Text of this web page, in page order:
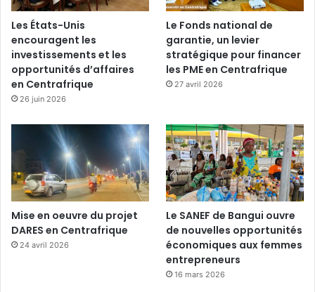
Les États-Unis
encouragent les
investissements et les
opportunités d’affaires
en Centrafrique
26 juin 2026
Le Fonds national de
garantie, un levier
stratégique pour financer
les PME en Centrafrique
27 avril 2026
Mise en oeuvre du projet
DARES en Centrafrique
24 avril 2026
Le SANEF de Bangui ouvre
de nouvelles opportunités
économiques aux femmes
entrepreneurs
16 mars 2026